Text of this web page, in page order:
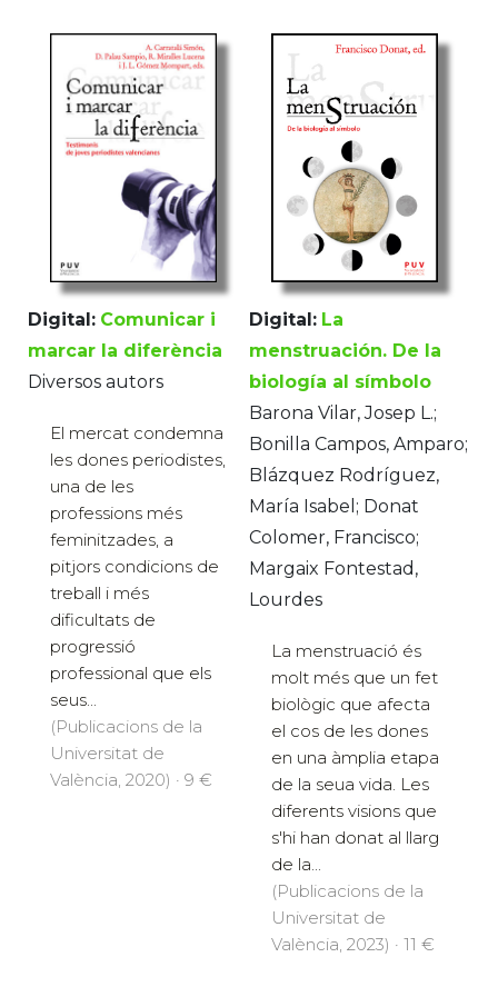
Digital: Comunicar i
marcar la diferència
Diversos autors
El mercat condemna
les dones periodistes,
una de les
professions més
feminitzades, a
pitjors condicions de
treball i més
dificultats de
progressió
professional que els
seus...
(Publicacions de la
Universitat de
València, 2020) · 9 €
Digital: La
menstruación. De la
biología al símbolo
Barona Vilar, Josep L.;
Bonilla Campos, Amparo;
Blázquez Rodríguez,
María Isabel; Donat
Colomer, Francisco;
Margaix Fontestad,
Lourdes
La menstruació és
molt més que un fet
biològic que afecta
el cos de les dones
en una àmplia etapa
de la seua vida. Les
diferents visions que
s'hi han donat al llarg
de la...
(Publicacions de la
Universitat de
València, 2023) · 11 €